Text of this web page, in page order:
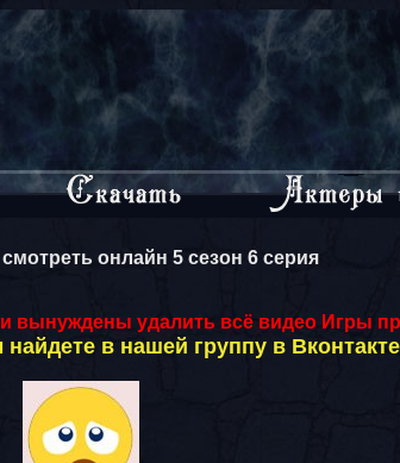
онлайн 5 сезон 6 серия
удалить всё видео Игры
в нашей группу в Вконтакте